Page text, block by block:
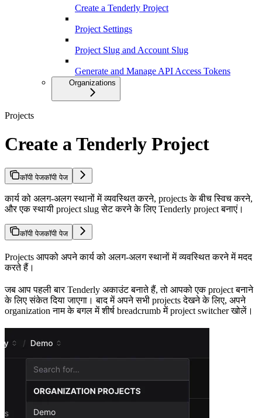
Create a Tenderly Project
Project Settings
Project Slug and Account Slug
Generate and Manage API Access Tokens
Organizations
Projects
Create a Tenderly Project
कॉपी पेजकॉपी पेज
कार्य को अलग-अलग स्थानों में व्यवस्थित करने, projects के बीच स्विच करने,
और एक स्थायी project slug सेट करने के लिए Tenderly project बनाएं।
कॉपी पेजकॉपी पेज
Projects आपको अपने कार्य को अलग-अलग स्थानों में व्यवस्थित करने में मदद
करते हैं।
जब आप पहली बार Tenderly अकाउंट बनाते हैं, तो आपको एक project बनाने
के लिए संकेत दिया जाएगा। बाद में अपने सभी projects देखने के लिए, अपने
organization नाम के बगल में शीर्ष breadcrumb में project switcher खोलें।